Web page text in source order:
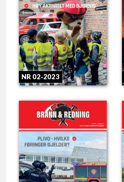
NR 02-2023